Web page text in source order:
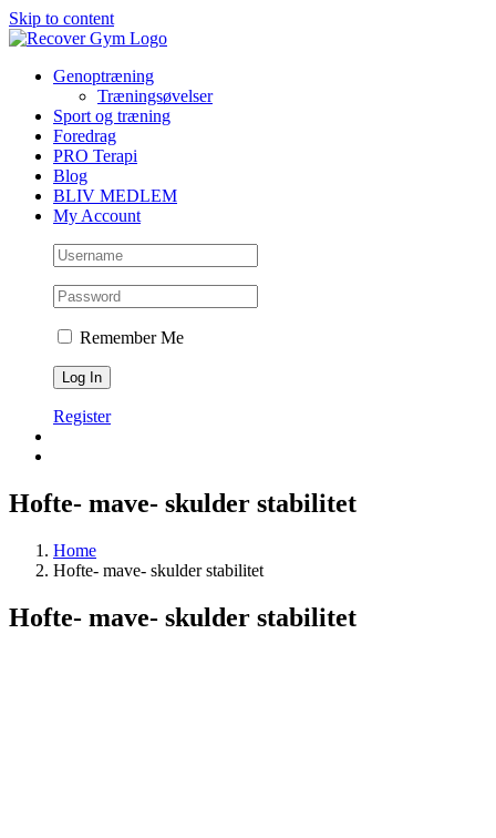
Skip to content
Genoptræning
Træningsøvelser
Sport og træning
Foredrag
PRO Terapi
Blog
BLIV MEDLEM
My Account
Remember Me
Register
Hofte- mave- skulder stabilitet
Home
Hofte- mave- skulder stabilitet
Hofte- mave- skulder stabilitet